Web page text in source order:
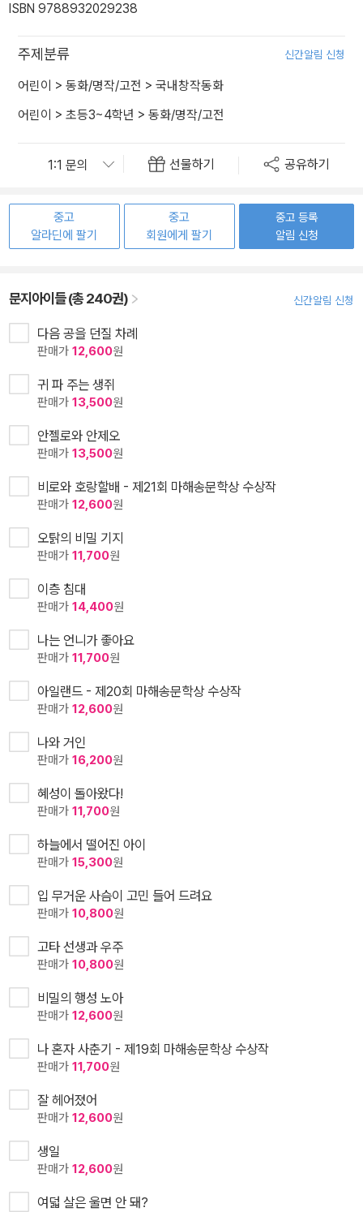
ISBN 9788932029238
주제분류 신간알림 신청
어린이 > 동화/명작/고전 > 국내창작동화
어린이 > 초등3~4학년 > 동화/명작/고전
선물하기 공유하기
중고
알라딘에 팔기
중고
회원에게 팔기
중고 등록
알림 신청
문지아이들 (총 240권) 신간알림 신청
다음 공을 던질 차례
판매가 12,600원
귀 파 주는 생쥐
판매가 13,500원
안젤로와 안제오
판매가 13,500원
비로와 호랑할배 - 제21회 마해송문학상 수상작
판매가 12,600원
오탉의 비밀 기지
판매가 11,700원
이층 침대
판매가 14,400원
나는 언니가 좋아요
판매가 11,700원
아일랜드 - 제20회 마해송문학상 수상작
판매가 12,600원
나와 거인
판매가 16,200원
혜성이 돌아왔다!
판매가 11,700원
하늘에서 떨어진 아이
판매가 15,300원
입 무거운 사슴이 고민 들어 드려요
판매가 10,800원
고타 선생과 우주
판매가 10,800원
비밀의 행성 노아
판매가 12,600원
나 혼자 사춘기 - 제19회 마해송문학상 수상작
판매가 11,700원
잘 헤어졌어
판매가 12,600원
생일
판매가 12,600원
여덟 살은 울면 안 돼?